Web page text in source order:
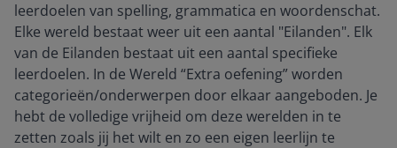
leerdoelen van spelling, grammatica en woordenschat.
Elke wereld bestaat weer uit een aantal "Eilanden". Elk
van de Eilanden bestaat uit een aantal specifieke
leerdoelen. In de Wereld “Extra oefening” worden
categorieën/onderwerpen door elkaar aangeboden. Je
hebt de volledige vrijheid om deze werelden in te
zetten zoals jij het wilt en zo een eigen leerlijn te